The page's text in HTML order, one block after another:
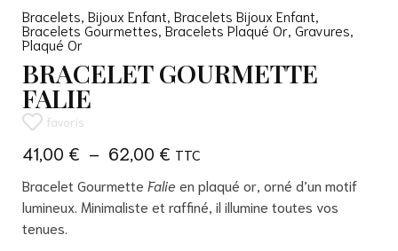
Bracelets Bijoux Enfant Bracelets Bijoux Enfant
Bracelets Gourmettes Bracelets Plaqué Or Gravures
Plaqué Or
BRACELET GOURMETTE
FALIE
favoris
41,00 € – 62,00 €
Bracelet Gourmette Falie en plaqué or, orné d’un motif
lumineux. Minimaliste et raffiné, il illumine toutes vos
tenues.